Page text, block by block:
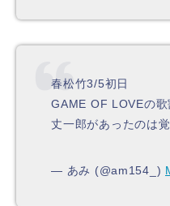
春松竹3/5初日
GAME OF LOVEの
丈一郎があったのは覚
— あみ (@am154_)